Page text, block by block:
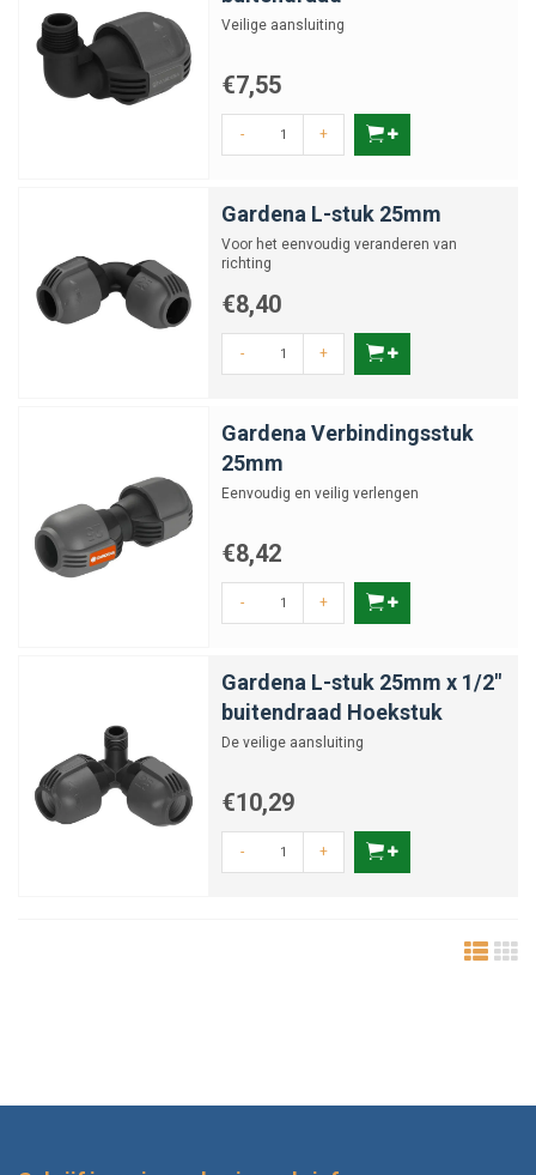
Veilige aansluiting
€7,55
- +
Gardena L-stuk 25mm
Voor het eenvoudig veranderen van
richting
€8,40
- +
Gardena Verbindingsstuk
25mm
Eenvoudig en veilig verlengen
€8,42
- +
Gardena L-stuk 25mm x 1/2"
buitendraad Hoekstuk
De veilige aansluiting
€10,29
- +